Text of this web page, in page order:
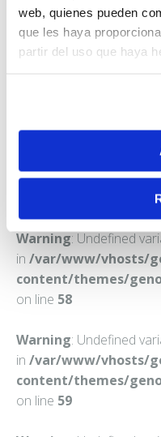
web, quienes pueden
que les haya
partir del uso que haya
FARMACIA BAGAN
C. SEQUIOL, 2
Warning: Undefined
in /var/www/vhosts/
content/themes/
on line 58
Warning: Undefined
in /var/www/vhosts/
content/themes/
on line 59